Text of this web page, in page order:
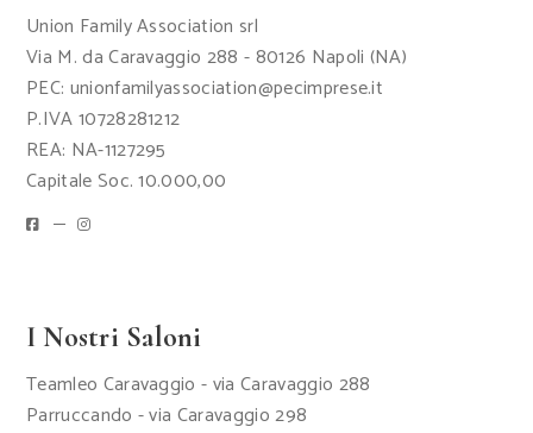
Union Family Association srl
Via M. da Caravaggio 288 - 80126 Napoli (NA)
PEC: unionfamilyassociation@pecimprese.it
P.IVA 10728281212
REA: NA-1127295
Capitale Soc. 10.000,00
I Nostri Saloni
Teamleo Caravaggio - via Caravaggio 288
Parruccando - via Caravaggio 298